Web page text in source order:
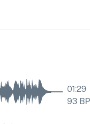
01:29
93